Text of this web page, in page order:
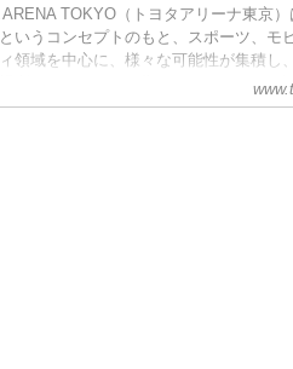
ARENA TOKYO（トヨタアリーナ東京
いうコンセプトのもと、スポーツ、モ
領域を中心に、様々な可能性が集積し
場所となることを目指します。スポーツ
と合わせ、熱気や歓声をアリーナの隅